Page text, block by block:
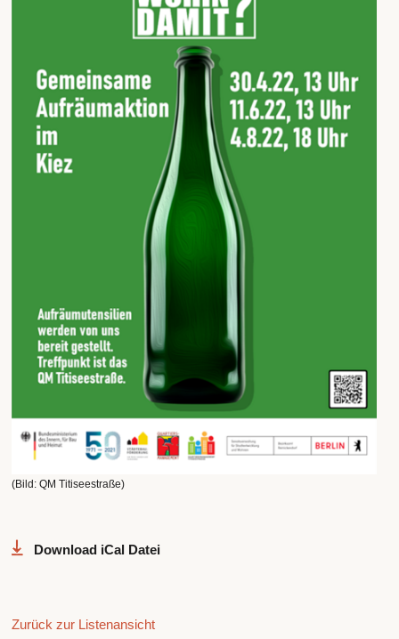
(Bild: QM Titiseestraße)
Download iCal Datei
Zurück zur Listenansicht